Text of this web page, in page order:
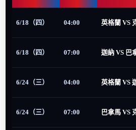
6/18（四） 04:00 英格蘭 VS
6/18（四） 07:00 迦納 VS 巴
6/24（三） 04:00 英格蘭 VS
6/24（三） 07:00 巴拿馬 VS